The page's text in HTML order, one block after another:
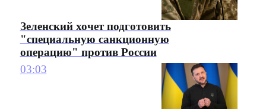
Зеленский хочет подготовить
"специальную санкционную
операцию" против России
03:03